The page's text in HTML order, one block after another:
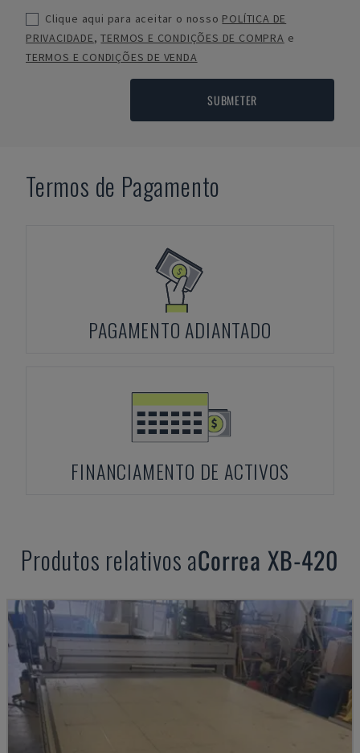
Clique aqui para aceitar o nosso POLÍTICA DE
PRIVACIDADE,TERMOS E CONDIÇÕES DE COMPRA e
TERMOS E CONDIÇÕES DE VENDA
SUBMETER
Termos de Pagamento
PAGAMENTO ADIANTADO
FINANCIAMENTO DE ACTIVOS
Produtos relativos aCorrea XB-420